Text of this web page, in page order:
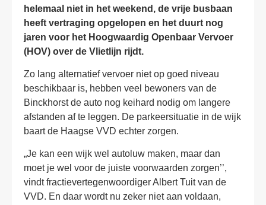
helemaal niet in het weekend, de vrije busbaan
heeft vertraging opgelopen en het duurt nog
jaren voor het Hoogwaardig Openbaar Vervoer
(HOV) over de Vlietlijn rijdt.
Zo lang alternatief vervoer niet op goed niveau
beschikbaar is, hebben veel bewoners van de
Binckhorst de auto nog keihard nodig om langere
afstanden af te leggen. De parkeersituatie in de wijk
baart de Haagse VVD echter zorgen.
„Je kan een wijk wel autoluw maken, maar dan
moet je wel voor de juiste voorwaarden zorgen’’,
vindt fractievertegenwoordiger Albert Tuit van de
VVD. En daar wordt nu zeker niet aan voldaan,